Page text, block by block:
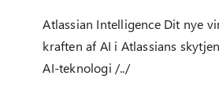
Atlassian Intelligence Dit nye
kraften af AI i Atlassians
AI-teknologi /../